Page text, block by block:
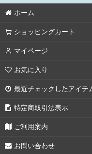
ホーム
ショッピングカート
マイページ
お気に入り
最近チェックしたアイテ
特定商取引法表示
ご利用案内
お問い合わせ